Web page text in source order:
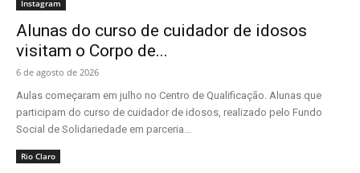
Instagram
Alunas do curso de cuidador de idosos
visitam o Corpo de...
6 de agosto de 2026
Aulas começaram em julho no Centro de Qualificação. Alunas que
participam do curso de cuidador de idosos, realizado pelo Fundo
Social de Solidariedade em parceria...
Rio Claro